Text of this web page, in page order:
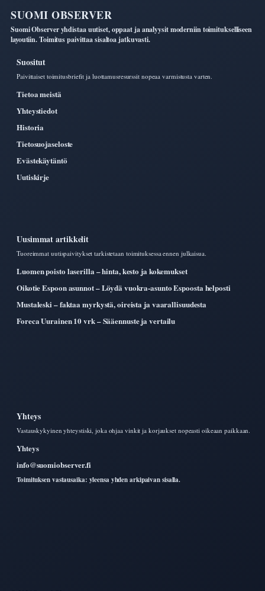
SUOMI OBSERVER
Suomi Observer yhdistaa uutiset, oppaat ja analyysit moderniin toimitukselliseen
layoutiin. Toimitus paivittaa sisaltoa jatkuvasti.
Suositut
Paivittaiset toimitusbriefit ja luottamusresurssit nopeaa varmistusta varten.
Tietoa meistä
Yhteystiedot
Historia
Tietosuojaseloste
Evästekäytäntö
Uutiskirje
Uusimmat artikkelit
Tuoreimmat uutispaivitykset tarkistetaan toimituksessa ennen julkaisua.
Luomen poisto laserilla – hinta, kesto ja kokemukset
Oikotie Espoon asunnot – Löydä vuokra-asunto Espoosta helposti
Mustaleski – faktaa myrkystä, oireista ja vaarallisuudesta
Foreca Uurainen 10 vrk – Sääennuste ja vertailu
Yhteys
Vastauskykyinen yhteystiski, joka ohjaa vinkit ja korjaukset nopeasti oikeaan paikkaan.
Yhteys
info@suomiobserver.fi
Toimituksen vastausaika: yleensa yhden arkipaivan sisalla.